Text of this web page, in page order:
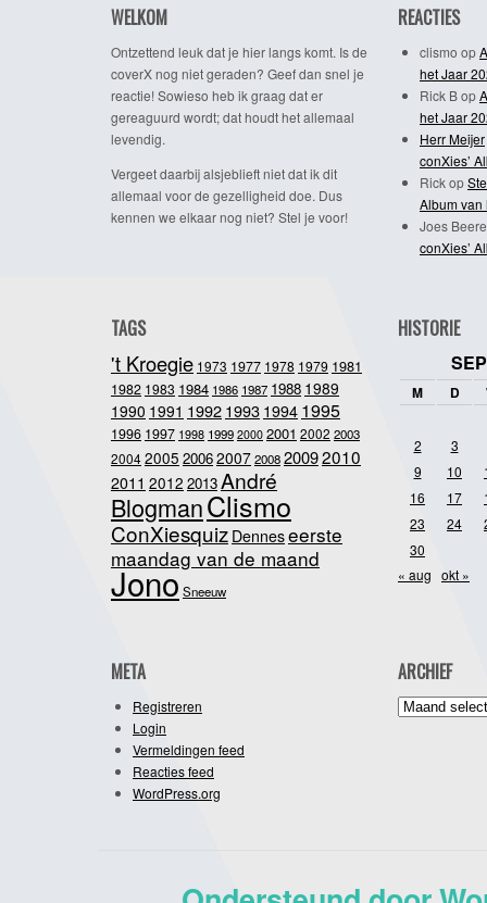
WELKOM
Ontzettend leuk dat je hier langs komt. Is de
coverX nog niet geraden? Geef dan snel je
reactie! Sowieso heb ik graag dat er
gereaguurd wordt; dat houdt het allemaal
levendig.
Vergeet daarbij alsjeblieft niet dat ik dit
allemaal voor de gezelligheid doe. Dus
kennen we elkaar nog niet? Stel je voor!
REACTIES
clismo op
het Jaar
Rick Bop
het Jaar
Herr Meijer
conXies’
Rickop
Album van
Joes
conXies’
TAGS
't Kroegie 1973 1977 1978 1979 1981
1982 1983 1984 1986 1987 1988 1989
1990 1991 19921993 1994 1995
1996 1997 1998 1999 2000 2001 2002 2003
20042005 20062007200820092010
2011 2012 2013André
BlogmanClismo
ConXiesquiz Denneseerste
maandag van de maand
JonoSneeuw
HISTORIE
M D
2
3
9
10
16
17
23
24
30
« aug okt »
META
Registreren
Login
Vermeldingen feed
Reacties feed
WordPress.org
ARCHIEF
Archief